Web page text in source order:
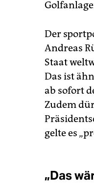
Der
Andreas
Staat
Das ist
ab sofort
Zudem
gelte es
„Das